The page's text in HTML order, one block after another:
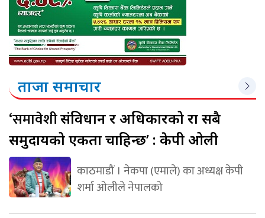
ताजा समाचार
‘समावेशीसंविधान र अधिकारको रक्षा सबै
समुदायको एकता चाहिन्छ’ : केपी ओली
काठमाडौं । नेकपा (एमाले) का अध्यक्ष केपी
शर्मा ओलीले नेपालको